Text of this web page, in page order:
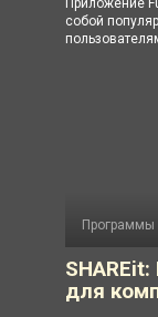
Приложение
собой
Программы
для